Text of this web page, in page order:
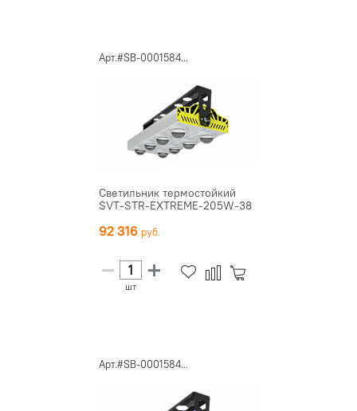
Арт.#SB-0001584...
Светильник термостойкий
SVT-STR-EXTREME-205W-38
92 316
шт
Арт.#SB-0001584...